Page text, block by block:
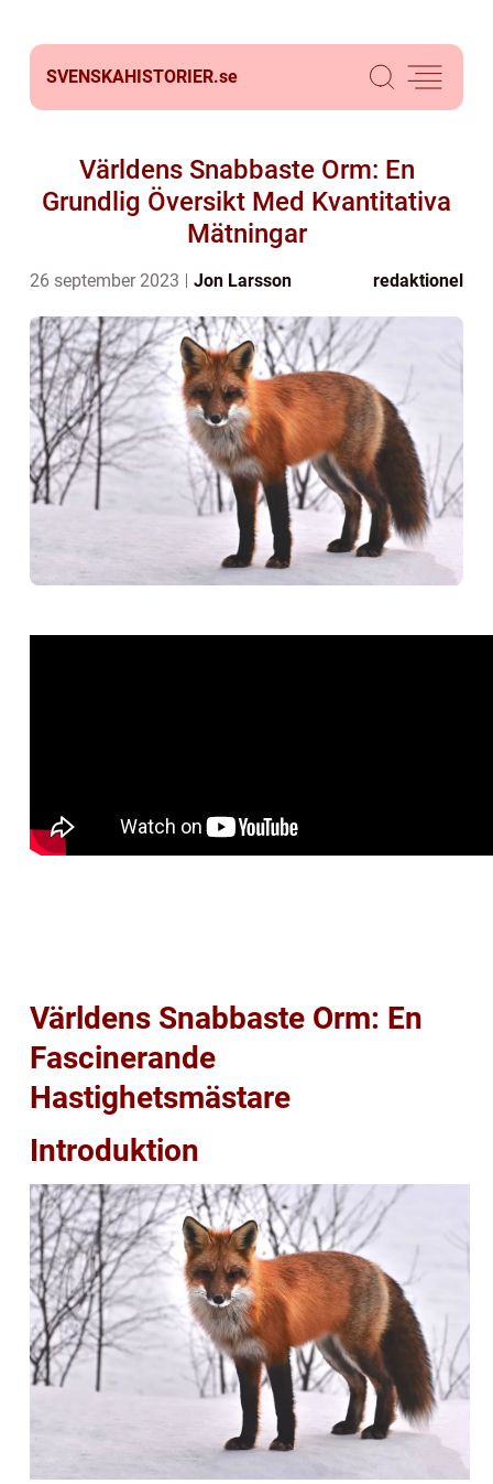
SVENSKAHISTORIER.se
Världens Snabbaste Orm: En
Grundlig Översikt Med Kvantitativa
Mätningar
26 september 2023 Jon Larsson redaktionel
Världens Snabbaste Orm: En
Fascinerande
Hastighetsmästare
Introduktion